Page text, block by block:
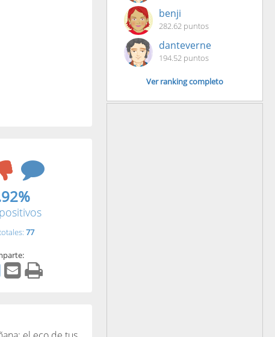
77
benji
282.62 puntos
danteverne
194.52 puntos
Ver ranking completo